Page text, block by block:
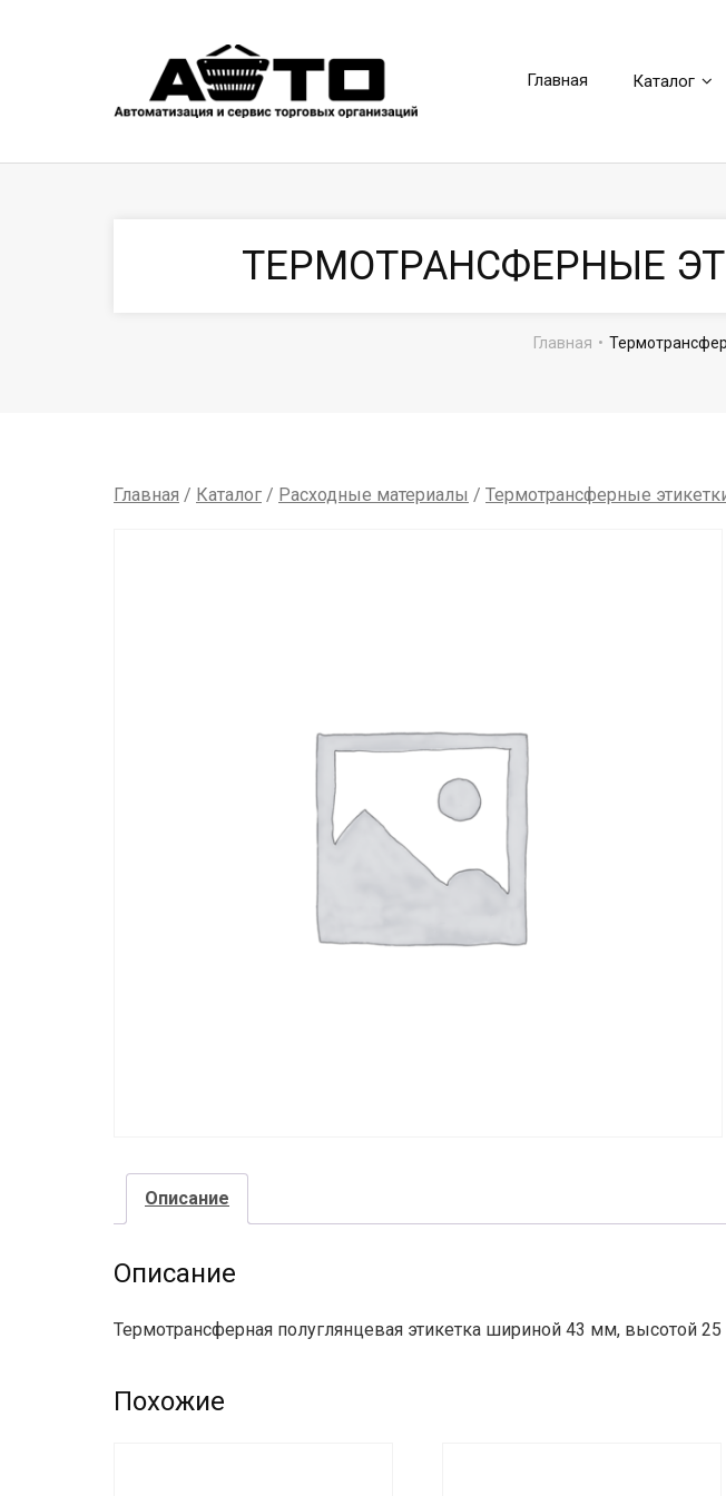
Главная Каталог
ТЕРМОТРАНСФЕРНЫЕ
Главная •
Главная / Каталог / Расходные материалы / Термотрансферные
Описание
Описание
Термотрансферная полуглянцевая этикетка шириной 43 мм, высотой
Похожие